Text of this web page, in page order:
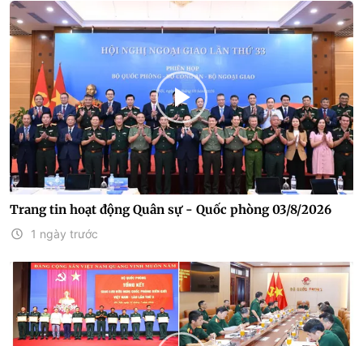
Trang tin hoạt động Quân sự - Quốc phòng 03/8/2026
1 ngày trước